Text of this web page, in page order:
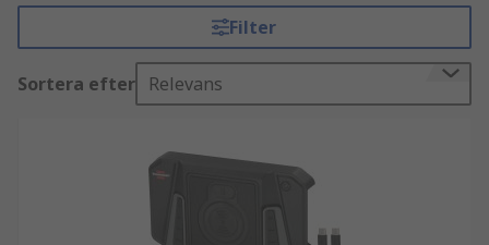
Filter
Sortera efter Relevans